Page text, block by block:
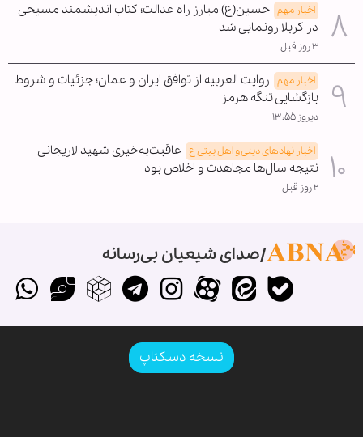
اخبار مهم حسین(ع) مبارز راه عدالت؛ کتاب اندیشمند مسیحی
در کربلا رونمایی شد
۳ روز قبل
اخبار مهم روایت العربیه از توافق ایران و عمان؛ جزئیات و شروط
بازگشایی تنگه هرمز
دیروز ۱۳:۵۵
اخبار نهادهای دینی و اهل بیتی ع عاقبت‌به‌خیری شهید لاریجانی
نتیجه سال‌ها مجاهدت و اخلاص بود
۲ روز قبل
صدای شیعیان بی‌رسانه
نسخه دسکتاپ